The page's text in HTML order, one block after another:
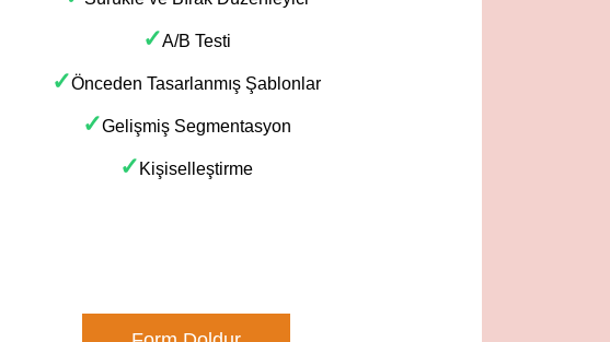
✓A/B Testi
✓Önceden Tasarlanmış Şablonlar
✓Gelişmiş Segmentasyon
✓ Kişiselleştirme